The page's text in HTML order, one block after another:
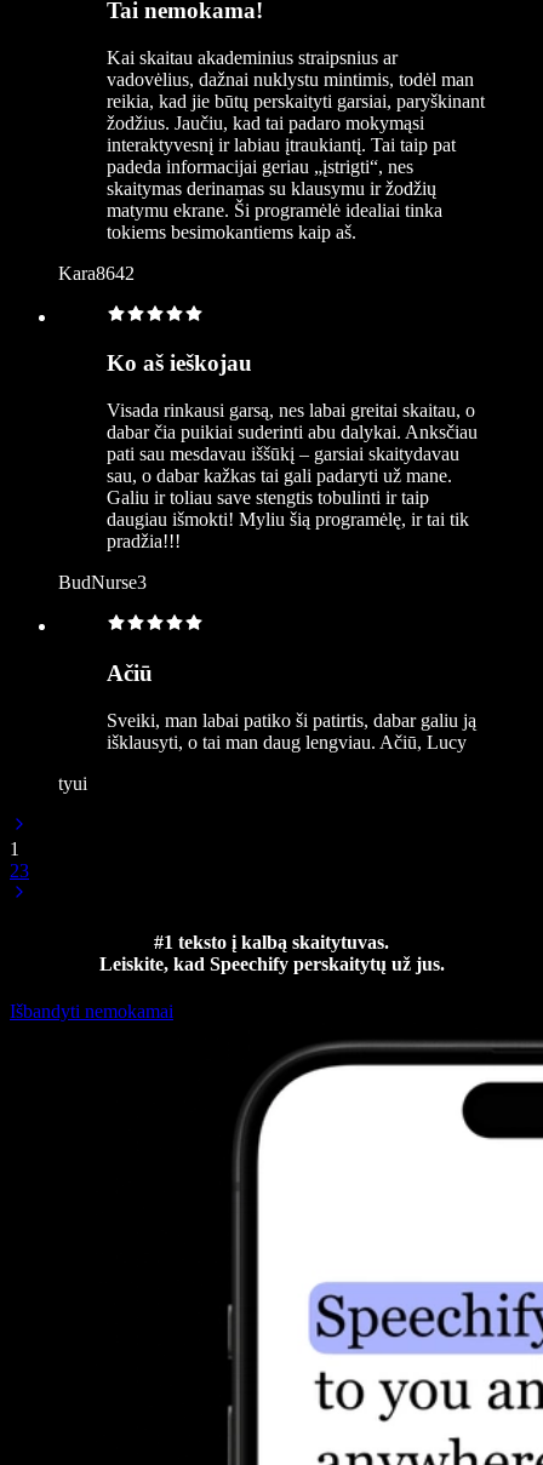
Tai nemokama!
Kai skaitau akademinius straipsnius ar
vadovėlius, dažnai nuklystu mintimis, todėl man
reikia, kad jie būtų perskaityti garsiai, paryškinant
žodžius. Jaučiu, kad tai padaro mokymąsi
interaktyvesnį ir labiau įtraukiantį. Tai taip pat
padeda informacijai geriau „įstrigti“, nes
skaitymas derinamas su klausymu ir žodžių
matymu ekrane. Ši programėlė idealiai tinka
tokiems besimokantiems kaip aš.
Kara8642
Ko aš ieškojau
Visada rinkausi garsą, nes labai greitai skaitau, o
dabar čia puikiai suderinti abu dalykai. Anksčiau
pati sau mesdavau iššūkį – garsiai skaitydavau
sau, o dabar kažkas tai gali padaryti už mane.
Galiu ir toliau save stengtis tobulinti ir taip
daugiau išmokti! Myliu šią programėlę, ir tai tik
pradžia!!!
BudNurse3
Ačiū
Sveiki, man labai patiko ši patirtis, dabar galiu ją
išklausyti, o tai man daug lengviau. Ačiū, Lucy
tyui
1
23
#1 teksto į kalbą skaitytuvas.
Leiskite, kad Speechify perskaitytų už jus.
Išbandyti nemokamai